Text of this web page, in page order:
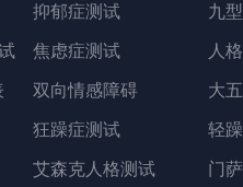
抑郁症测试 九
焦虑症测试 人
双向情感障碍 大
狂躁症测试 轻
艾森克人格测试 门